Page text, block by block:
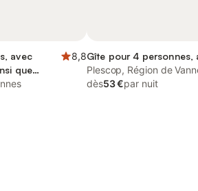
avec
que
8,8Gîte pour 4 personnes,
Plescop, Région de
dès53 €par nuit